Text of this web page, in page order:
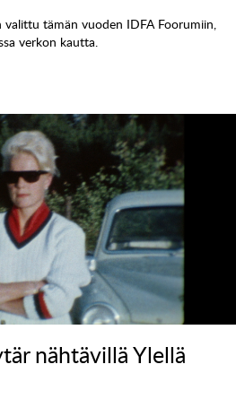
valittu tämän vuoden IDFA Foorumiin,
verkon kautta.
nähtävillä Ylellä